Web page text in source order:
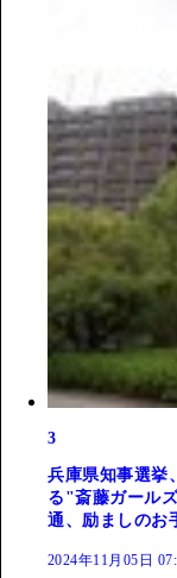
3
兵庫県知事選
る"斎藤ガール
通、励ましのお
2024年11月05日